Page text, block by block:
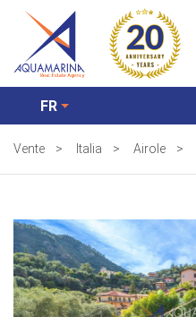
FR
Vente > Italia > Airole >